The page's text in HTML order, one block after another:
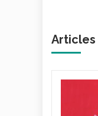
Articles